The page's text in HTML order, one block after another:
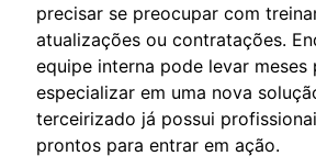
precisar se preocupar com
atualizações ou contratações.
equipe interna pode levar meses
especializar em uma nova
terceirizado já possui
prontos para entrar em ação.